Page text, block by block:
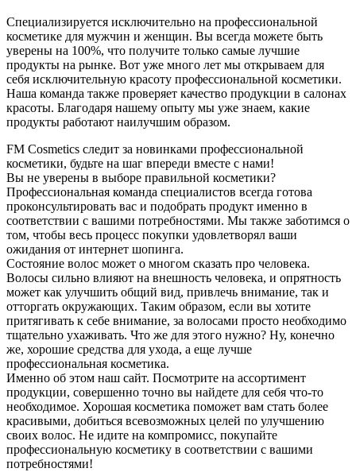
Специализируется исключительно на профессиональной
косметике для мужчин и женщин. Вы всегда можете быть
уверены на 100%, что получите только самые лучшие
продукты на рынке. Вот уже много лет мы открываем для
себя исключительную красоту профессиональной косметики.
Наша команда также проверяет качество продукции в салонах
красоты. Благодаря нашему опыту мы уже знаем, какие
продукты работают наилучшим образом.
FM Cosmetics следит за новинками профессиональной
косметики, будьте на шаг впереди вместе с нами!
Вы не уверены в выборе правильной косметики?
Профессиональная команда специалистов всегда готова
проконсультировать вас и подобрать продукт именно в
соответствии с вашими потребностями. Мы также заботимся о
том, чтобы весь процесс покупки удовлетворял ваши
ожидания от интернет шопинга.
Состояние волос может о многом сказать про человека.
Волосы сильно влияют на внешность человека, и опрятность
может как улучшить общий вид, привлечь внимание, так и
отторгать окружающих. Таким образом, если вы хотите
притягивать к себе внимание, за волосами просто необходимо
тщательно ухаживать. Что же для этого нужно? Ну, конечно
же, хорошие средства для ухода, а еще лучше
профессиональная косметика.
Именно об этом наш сайт. Посмотрите на ассортимент
продукции, совершенно точно вы найдете для себя что-то
необходимое. Хорошая косметика поможет вам стать более
красивыми, добиться всевозможных целей по улучшению
своих волос. Не идите на компромисс, покупайте
профессиональную косметику в соответствии с вашими
потребностями!